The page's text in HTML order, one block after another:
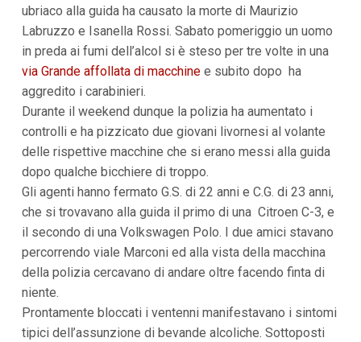
l
i
a
i
l
M
n
ù
r
i
c
i
a
l
V
a
i
ubriaco alla guida ha causato la morte di Maurizio
Labruzzo e Isanella Rossi. Sabato pomeriggio un uomo
in preda ai fumi dell’alcol si è steso per tre volte in una
via Grande affollata di macchinee subito dopo ha
aggredito i carabinieri.
Durante il weekend dunque la polizia ha aumentato i
controlli e ha pizzicato due giovani livornesi al volante
delle rispettive macchine che si erano messi alla guida
dopo qualche bicchiere di troppo.
Gli agenti hanno fermato G.S. di 22 anni e C.G. di 23 anni,
che si trovavano alla guida il primo di una Citroen C-3, e
il secondo di una Volkswagen Polo. I due amici stavano
percorrendo viale Marconi ed alla vista della macchina
della polizia cercavano di andare oltre facendo finta di
niente.
Prontamente bloccati i ventenni manifestavano i sintomi
tipici dell’assunzione di bevande alcoliche. Sottoposti